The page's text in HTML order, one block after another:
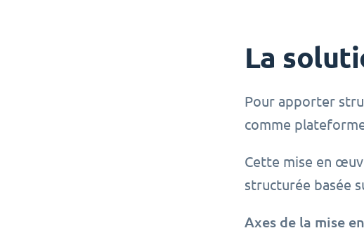
La
Pour apporter
comme
Cette mise en
structurée basée
Axes de la mise